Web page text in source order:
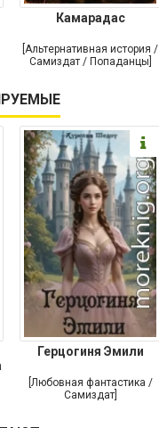
Камарадас
[Альтернативная история /
Самиздат / Попаданцы]
Герцогиня Эмили
[Любовная фантастика /
Самиздат]